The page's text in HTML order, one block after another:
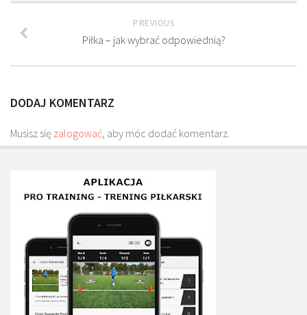
Program przygotowania fizycznego
Sklep
Edukacja
Plany treningowe
Sprzęt treningowy
O nas
Od autorów
Kontakt
PREVIOUS
Piłka – jak wybrać odpowiednią?
DODAJ KOMENTARZ
Musisz się zalogować, aby móc dodać komentarz.